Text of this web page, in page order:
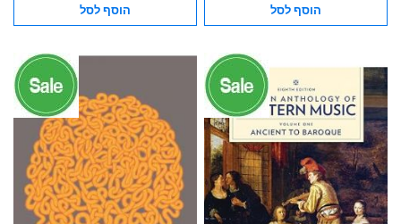
הוסף לסל הוסף לסל